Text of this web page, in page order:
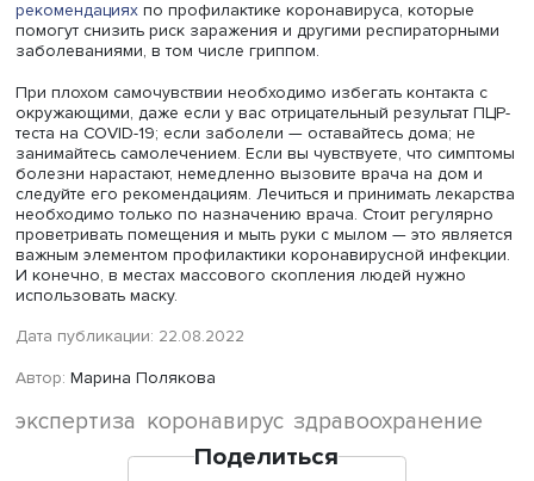
Государственным научным центром вирусологии и
биотехнологии «Вектор», и «КовиВак», которую
Федеральный научный центр исследований и
иммунобиологических препаратов им. М.П. Чумакова
Также есть разновидность для подростков «Гам-
М», «Гам-КОВИД-Вак» в назальных каплях и «Конвасэл»
Санкт-Петербургского НИИ вакцин и сывороток
Федерального медико-биологического агентства
России.
Коллективный иммунитет к коронавирусной инфекции в
России стремительно падает, отметила Лариса Попович.
Сейчас он находится на уровне 7%, тогда как для
Вместе с тем россиянам не следует забывать и об
рекомендациях
помогут снизить риск заражения и другими
заболеваниями, в том числе гриппом.